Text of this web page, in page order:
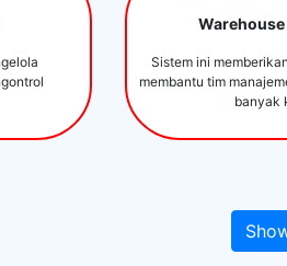
Sistem ini
membantu tim
banyak